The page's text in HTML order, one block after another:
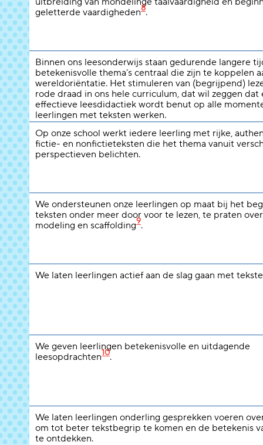
geletterde vaardigheden8.
Binnen ons leesonderwijs staan gedurende langere
betekenisvolle thema’s centraal die zijn te koppelen
wereldoriëntatie. Het stimuleren van (begrijpend)
rode draad in ons hele curriculum, dat wil zeggen dat
effectieve leesdidactiek wordt benut op alle
leerlingen met teksten werken.
Op onze school werkt iedere leerling met rijke,
fictie- en nonfictieteksten die het thema vanuit
perspectieven belichten.
We ondersteunen onze leerlingen op maat bij het
teksten onder meer door voor te lezen, te praten
modeling en scaffolding9.
We laten leerlingen actief aan de slag gaan met
We geven leerlingen betekenisvolle en uitdagende
leesopdrachten10.
We laten leerlingen onderling gesprekken voeren
om tot beter tekstbegrip te komen en de betekenis
te ontdekken.